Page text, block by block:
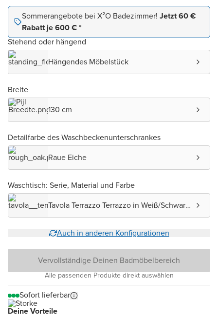
Deine Vorteile
Sommerangebote bei X²O Badezimmer! Jetzt 60 €
Rabatt je 600 € *
Stehend oder hängend
Hängendes Möbelstück
Breite
130 cm
Detailfarbe des Waschbeckenunterschrankes
Raue Eiche
Waschtisch: Serie, Material und Farbe
Tavola Terrazzo Terrazzo in Weiß/Schwarz
Auch in anderen Konfigurationen
Vervollständige Deinen Badmöbelbereich
Alle passenden Produkte direkt auswählen
Sofort lieferbar